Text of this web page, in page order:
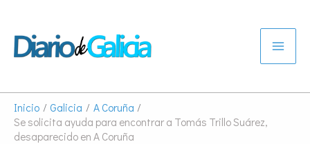
contenido
Inicio Galicia
A Coruña
Se solicita ayuda para encontrar a Tomás Trillo Suárez,
desaparecido en A Coruña